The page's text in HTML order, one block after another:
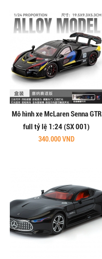
Mô hình xe McLaren Senna GTR
full tỷ lệ 1:24 (SX 001)
340.000 VND